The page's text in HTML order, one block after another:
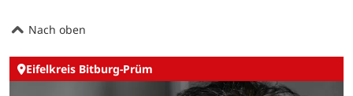
Nach oben
Eifelkreis Bitburg-Prüm